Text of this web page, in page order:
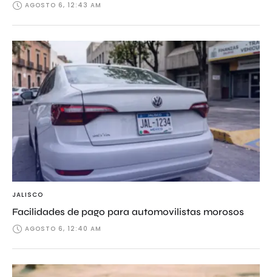
AGOSTO 6, 12:43 AM
JALISCO
Facilidades de pago para automovilistas morosos
AGOSTO 6, 12:40 AM